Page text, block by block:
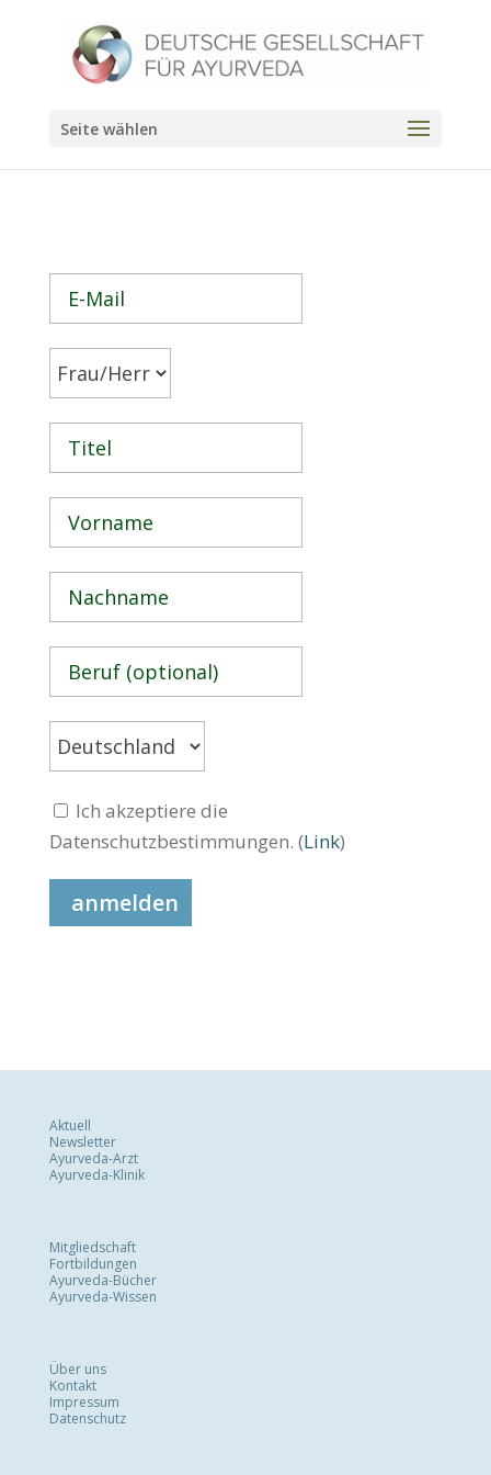
Seite wählen
Ich akzeptiere die
Datenschutzbestimmungen. (Link)
Aktuell
Newsletter
Ayurveda-Arzt
Ayurveda-Klinik
Mitgliedschaft
Fortbildungen
Ayurveda-Bücher
Ayurveda-Wissen
Über uns
Kontakt
Impressum
Datenschutz